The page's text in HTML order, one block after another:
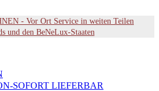
- Vor Ort Service in weiten Teilen
und den BeNeLux-Staaten
SOFORT LIEFERBAR